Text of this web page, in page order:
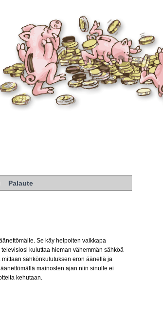
Palaute
Se käy helpoiten vaikkapa
kuluttaa hieman vähemmän sähköä
sähkönkulutuksen eron äänellä ja
mainosten ajan niin sinulle ei
kehutaan.